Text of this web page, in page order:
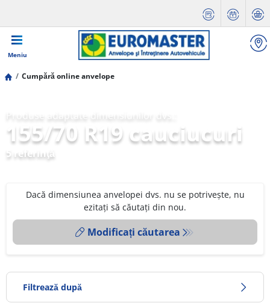
Meniu
Cumpără online anvelope
155/70 R19 cauciucuri
5 referinţă
Dacă dimensiunea anvelopei dvs. nu se potrivește, nu
ezitați să căutați din nou.
Modificați căutarea
Filtrează după